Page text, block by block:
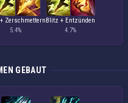
Zerschmettern
5.4%
Blitz + Entzünden
4.7%
GEBAUT